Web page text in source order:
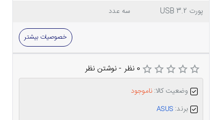
پورت USB 3.2
سه عدد
خصوصیات بیشتر
وضعیت کالا: ناموجود
برند: ASUS
0 نظر - نوشتن نظر